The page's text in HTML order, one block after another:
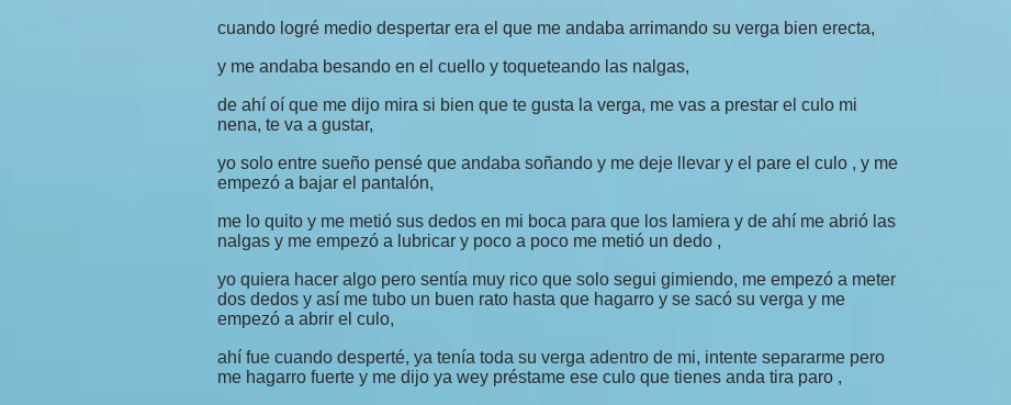
cuando logré medio despertar era el que me andaba arrimando su verga bien erecta,
y me andaba besando en el cuello y toqueteando las nalgas,
de ahí oí que me dijo mira si bien que te gusta la verga, me vas a prestar el culo mi
nena, te va a gustar,
yo solo entre sueño pensé que andaba soñando y me deje llevar y el pare el culo , y me
empezó a bajar el pantalón,
me lo quito y me metió sus dedos en mi boca para que los lamiera y de ahí me abrió las
nalgas y me empezó a lubricar y poco a poco me metió un dedo ,
yo quiera hacer algo pero sentía muy rico que solo segui gimiendo, me empezó a meter
dos dedos y así me tubo un buen rato hasta que hagarro y se sacó su verga y me
empezó a abrir el culo,
ahí fue cuando desperté, ya tenía toda su verga adentro de mi, intente separarme pero
me hagarro fuerte y me dijo ya wey préstame ese culo que tienes anda tira paro ,